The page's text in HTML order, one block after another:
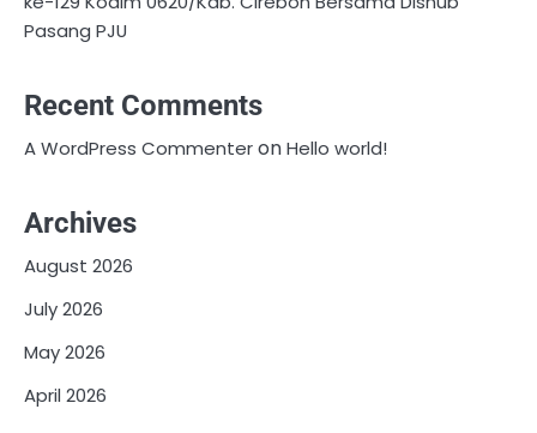
Pasang PJU
Recent Comments
A WordPress CommenteronHello world!
Archives
August 2026
July 2026
May 2026
April 2026